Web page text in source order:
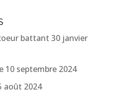
battant 30 janvier
10 septembre 2024
août 2024